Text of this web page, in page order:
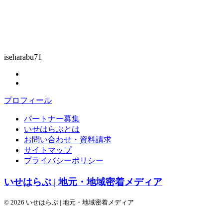
iseharabu71
プロフィール
パートナー募集
いせはらぶとは
お問い合わせ・資料請求
サイトマップ
プライバシーポリシー
いせはらぶ | 地元・地域密着メディア
© 2026 いせはらぶ | 地元・地域密着メディア